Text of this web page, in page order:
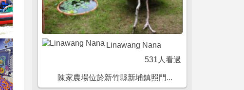
Linawang Nana
531人看過
陳家農場位於新竹縣新埔鎮照門...